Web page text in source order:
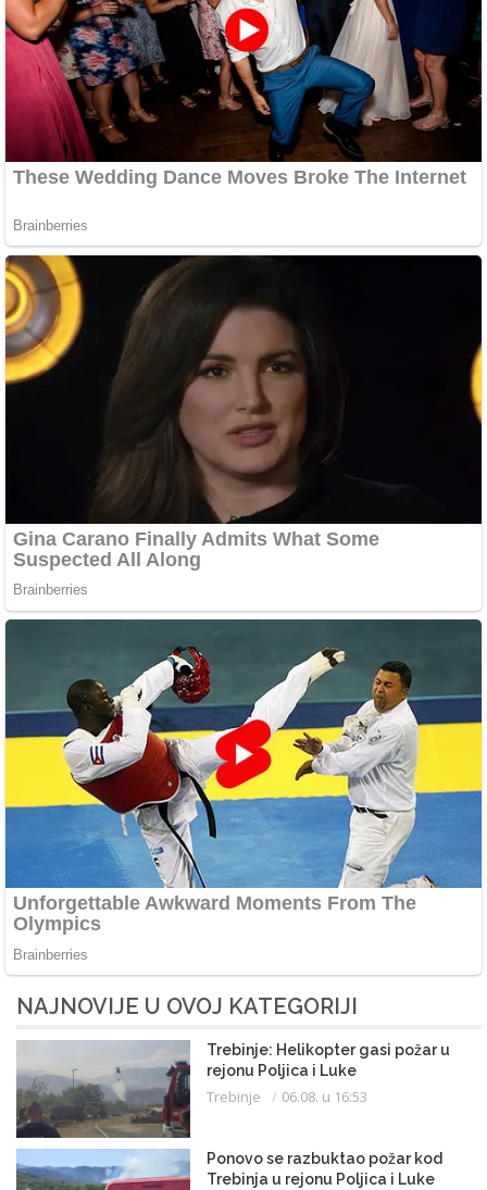
NAJNOVIJE U OVOJ KATEGORIJI
Trebinje: Helikopter gasi požar u
rejonu Poljica i Luke
Trebinje 06.08. u 16:53
Ponovo se razbuktao požar kod
Trebinja u rejonu Poljica i Luke